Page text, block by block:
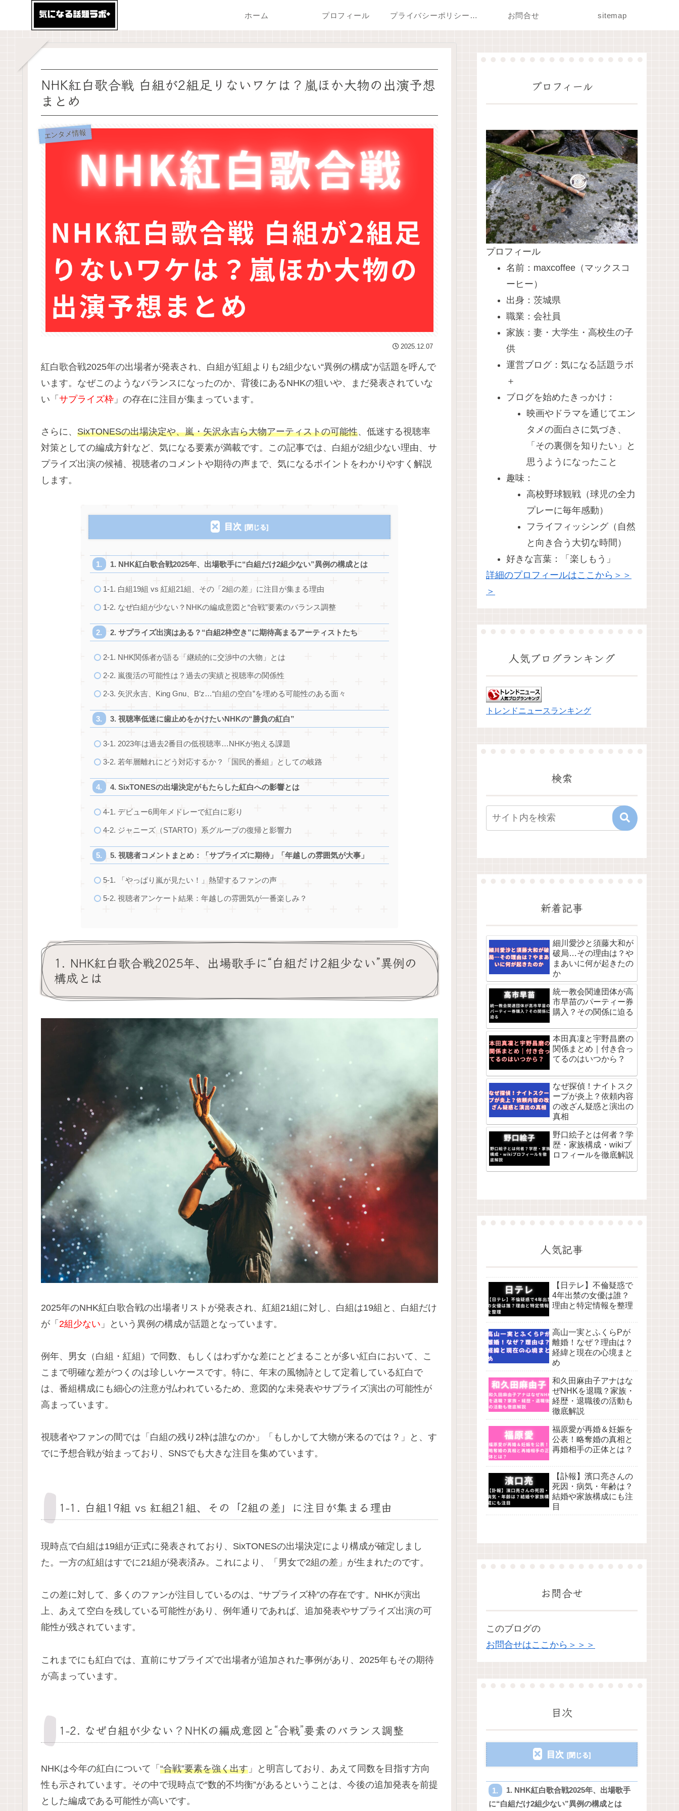
ホーム プロフィール プライバシーポリシー・免責事項 お問合せ sitemap
NHK紅白歌合戦 白組が2組足りないワケは？嵐ほか大物の出演予想
まとめ
エンタメ情報
2025.12.07
紅白歌合戦2025年の出場者が発表され、白組が紅組よりも2組少ない“異例の構成”が話題を呼んで
います。なぜこのようなバランスになったのか、背後にあるNHKの狙いや、まだ発表されていな
い「 サプライズ枠 」の存在に注目が集まっています。
さらに、 SixTONESの出場決定や、嵐・矢沢永吉ら大物アーティストの可能性、低迷する視聴率
対策としての編成方針など、気になる要素が満載です。この記事では、白組が2組少ない理由、サ
プライズ出演の候補、視聴者のコメントや期待の声まで、気になるポイントをわかりやすく解説
します。
目次
1. NHK紅白歌合戦2025年、出場歌手に“白組だけ2組少ない”異例の構成とは
1-1. 白組19組 vs 紅組21組、その「2組の差」に注目が集まる理由
1-2. なぜ白組が少ない？NHKの編成意図と“合戦”要素のバランス調整
2. サプライズ出演はある？“白組2枠空き”に期待高まるアーティストたち
2-1. NHK関係者が語る「継続的に交渉中の大物」とは
2-2. 嵐復活の可能性は？過去の実績と視聴率の関係性
2-3. 矢沢永吉、King Gnu、B’z…“白組の空白”を埋める可能性のある面々
3. 視聴率低迷に歯止めをかけたいNHKの“勝負の紅白”
3-1. 2023年は過去2番目の低視聴率…NHKが抱える課題
3-2. 若年層離れにどう対応するか？「国民的番組」としての岐路
4. SixTONESの出場決定がもたらした紅白への影響とは
4-1. デビュー6周年メドレーで紅白に彩り
4-2. ジャニーズ（STARTO）系グループの復帰と影響力
5. 視聴者コメントまとめ：「サプライズに期待」「年越しの雰囲気が大事」
5-1. 「やっぱり嵐が見たい！」熱望するファンの声
5-2. 視聴者アンケート結果：年越しの雰囲気が一番楽しみ？
1. NHK紅白歌合戦2025年、出場歌手に“白組だけ2組少ない”異例の
構成とは
2025年のNHK紅白歌合戦の出場者リストが発表され、紅組21組に対し、白組は19組と、白組だけ
が「 2組少ない 」という異例の構成が話題となっています。
例年、男女（白組・紅組）で同数、もしくはわずかな差にとどまることが多い紅白において、こ
こまで明確な差がつくのは珍しいケースです。特に、年末の風物詩として定着している紅白で
は、番組構成にも細心の注意が払われているため、意図的な未発表やサプライズ演出の可能性が
高まっています。
視聴者やファンの間では「白組の残り2枠は誰なのか」「もしかして大物が来るのでは？」と、す
でに予想合戦が始まっており、SNSでも大きな注目を集めています。
1-1. 白組19組 vs 紅組21組、その「2組の差」に注目が集まる理由
現時点で白組は19組が正式に発表されており、SixTONESの出場決定により構成が確定しまし
た。一方の紅組はすでに21組が発表済み。これにより、「男女で2組の差」が生まれたのです。
この差に対して、多くのファンが注目しているのは、“サプライズ枠”の存在です。NHKが演出
上、あえて空白を残している可能性があり、例年通りであれば、追加発表やサプライズ出演の可
能性が残されています。
これまでにも紅白では、直前にサプライズで出場者が追加された事例があり、2025年もその期待
が高まっています。
1-2. なぜ白組が少ない？NHKの編成意図と“合戦”要素のバランス調整
NHKは今年の紅白について「 “合戦”要素を強く出す 」と明言しており、あえて同数を目指す方向
性も示されています。その中で現時点で“数的不均衡”があるということは、今後の追加発表を前提
とした編成である可能性が高いです。
プロフィール
プロフィール
名前：maxcoffee（マックスコ
ーヒー）
出身：茨城県
職業：会社員
家族：妻・大学生・高校生の子
供
運営ブログ：気になる話題ラボ
＋
ブログを始めたきっかけ：
映画やドラマを通じてエン
タメの面白さに気づき、
「その裏側を知りたい」と
思うようになったこと
趣味：
高校野球観戦（球児の全力
プレーに毎年感動）
フライフィッシング（自然
と向き合う大切な時間）
好きな言葉：「楽しもう」
詳細のプロフィールはここから＞＞
＞
人気ブログランキング
トレンドニュースランキング
検索
新着記事
細川愛沙と須藤大和が
破局…その理由は？や
まあいに何が起きたの
か
統一教会関連団体が高
市早苗のパーティー券
購入？その関係に迫る
本田真凜と宇野昌磨の
関係まとめ｜付き合っ
てるのはいつから？
なぜ探偵！ナイトスク
ープが炎上？依頼内容
の改ざん疑惑と演出の
真相
野口絵子とは何者？学
歴・家族構成・wikiプ
ロフィールを徹底解説
人気記事
【日テレ】不倫疑惑で
4年出禁の女優は誰？
理由と特定情報を整理
高山一実とふくらPが
離婚！なぜ？理由は？
経緯と現在の心境まと
め
和久田麻由子アナはな
ぜNHKを退職？家族・
経歴・退職後の活動も
徹底解説
福原愛が再婚＆妊娠を
公表！略奪婚の真相と
再婚相手の正体とは？
【訃報】濱口亮さんの
死因・病気・年齢は？
結婚や家族構成にも注
目
お問合せ
このブログの
お問合せはここから＞＞＞
目次
目次
1. NHK紅白歌合戦2025年、出場歌手
に“白組だけ2組少ない”異例の構成とは